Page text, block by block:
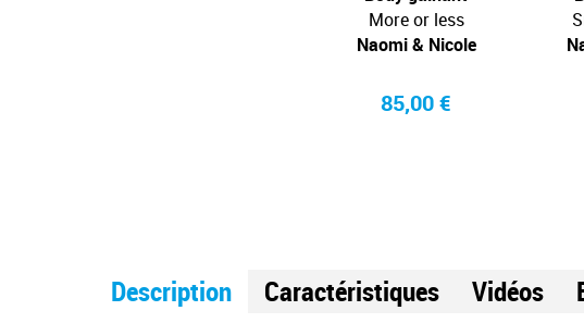
More or less
Naomi & Nicole
85,00 €
Description Caractéristiques Vidéos